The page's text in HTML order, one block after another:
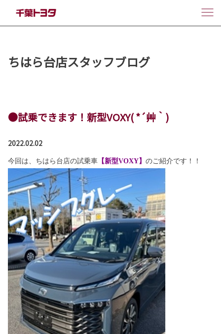
ちはら台店スタッフブログ
●試乗できます！新型VOXY( *´艸｀)
2022.02.02
今回は、ちはら台店の試乗車 【新型VOXY】 のご紹介です！！